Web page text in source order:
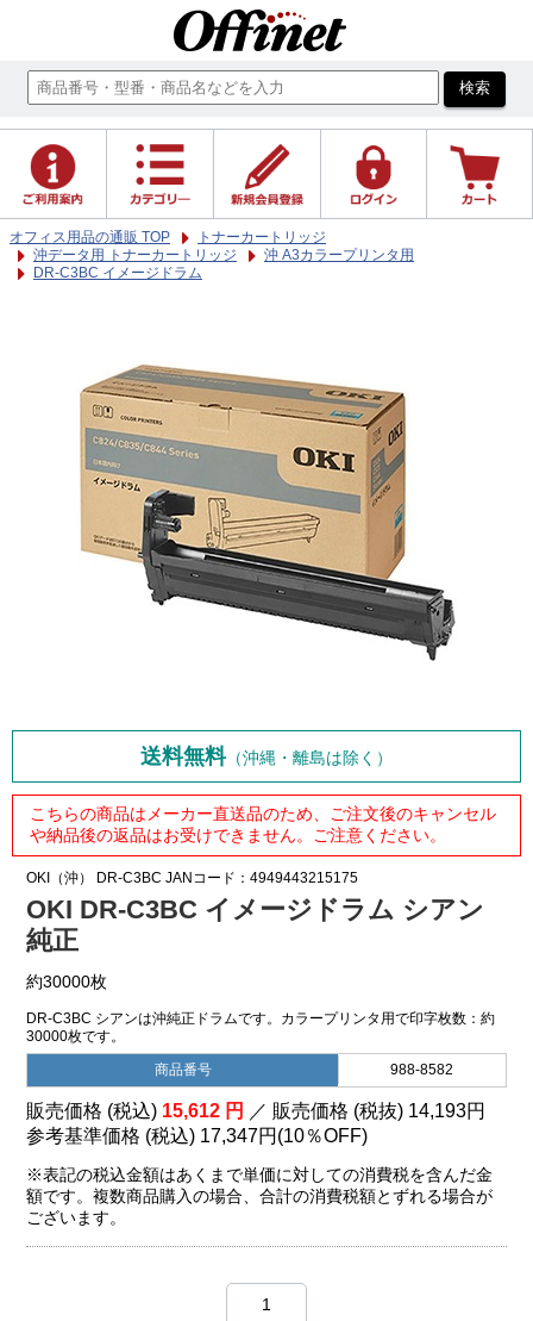
オフィス用品の通販 TOP
トナーカートリッジ
沖データ用 トナーカートリッジ
沖 A3カラープリンタ用
DR-C3BC イメージドラム
送料無料（沖縄・離島は除く）
こちらの商品はメーカー直送品のため、ご注文後のキャンセル
や納品後の返品はお受けできません。ご注意ください。
OKI（沖） DR-C3BC JANコード：4949443215175
OKI DR-C3BC イメージドラム シアン
純正
約30000枚
DR-C3BC シアンは沖純正ドラムです。カラープリンタ用で印字枚数：約
30000枚です。
商品番号 988-8582
販売価格 (税込) 15,612 円 ／ 販売価格 (税抜) 14,193円
参考基準価格 (税込) 17,347円 (10％OFF)
※表記の税込金額はあくまで単価に対しての消費税を含んだ金
額です。複数商品購入の場合、合計の消費税額とずれる場合が
ございます。